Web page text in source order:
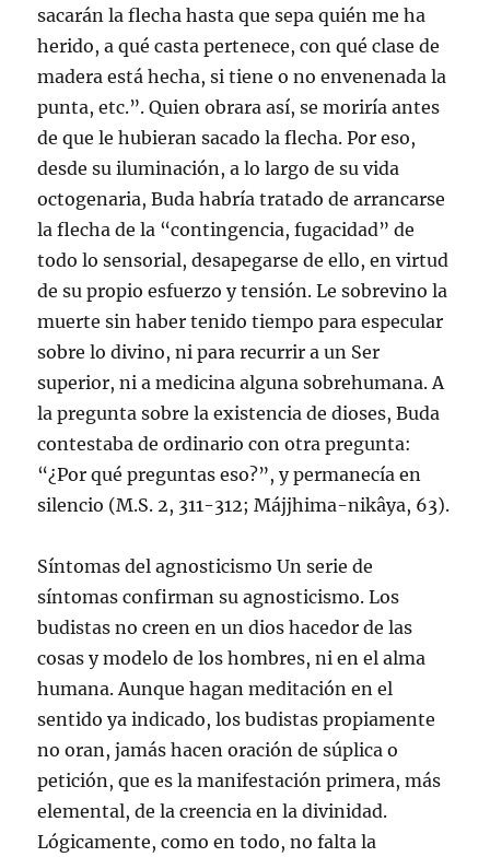
sacarán la flecha hasta que sepa quién me ha
herido, a qué casta pertenece, con qué clase de
madera está hecha, si tiene o no envenenada la
punta, etc.”. Quien obrara así, se moriría antes
de que le hubieran sacado la flecha. Por eso,
desde su iluminación, a lo largo de su vida
octogenaria, Buda habría tratado de arrancarse
la flecha de la “contingencia, fugacidad” de
todo lo sensorial, desapegarse de ello, en virtud
de su propio esfuerzo y tensión. Le sobrevino la
muerte sin haber tenido tiempo para especular
sobre lo divino, ni para recurrir a un Ser
superior, ni a medicina alguna sobrehumana. A
la pregunta sobre la existencia de dioses, Buda
contestaba de ordinario con otra pregunta:
“¿Por qué preguntas eso?”, y permanecía en
silencio (M.S. 2, 311-312; Májjhima-nikâya, 63).
Síntomas del agnosticismo Un serie de
síntomas confirman su agnosticismo. Los
budistas no creen en un dios hacedor de las
cosas y modelo de los hombres, ni en el alma
humana. Aunque hagan meditación en el
sentido ya indicado, los budistas propiamente
no oran, jamás hacen oración de súplica o
petición, que es la manifestación primera, más
elemental, de la creencia en la divinidad.
Lógicamente, como en todo, no falta la